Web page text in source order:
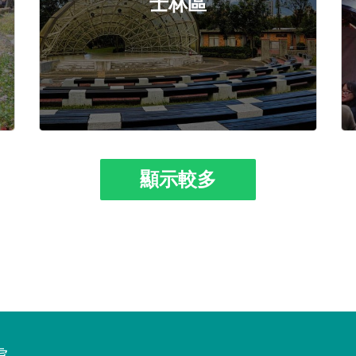
顯示較多